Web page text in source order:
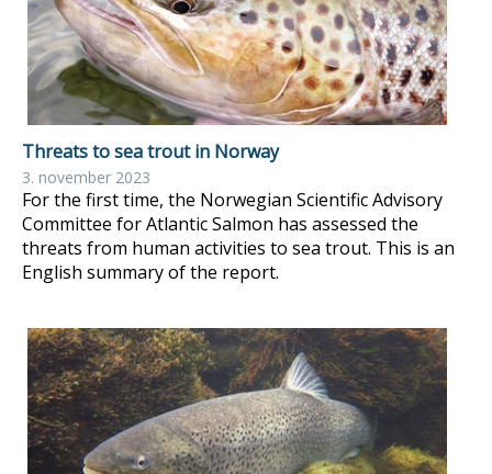
Threats to sea trout in Norway
3. november 2023
For the first time, the Norwegian Scientific Advisory
Committee for Atlantic Salmon has assessed the
threats from human activities to sea trout. This is an
English summary of the report.